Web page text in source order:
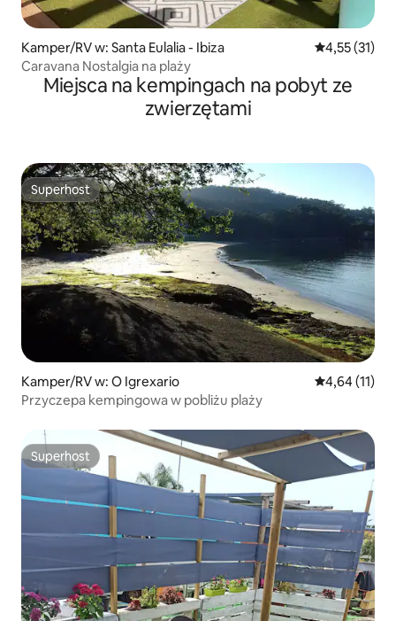
Kamper/RV w: Santa Eulalia - Ibiza Średnia
4,55 (31)
Caravana Nostalgia na plaży
Miejsca na kempingach na pobyt ze
zwierzętami
Superhost
Superhost
Kamper/RV w: O Igrexario Średnia
4,64 (11)
Przyczepa kempingowa w pobliżu plaży
Superhost
Superhost